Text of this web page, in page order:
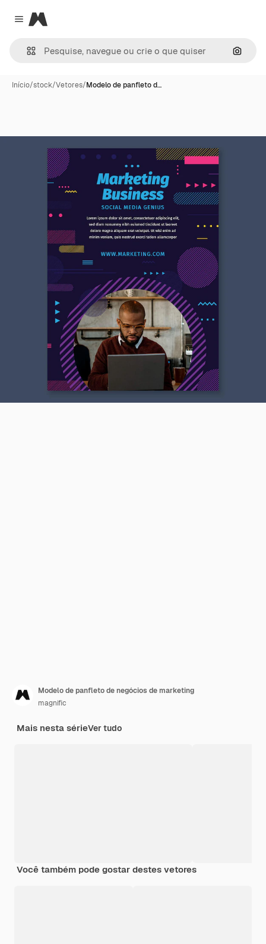
Close menu
Magnific
Início/stock/Vetores/Modelo de panfleto d…
Modelo de panfleto de negócios de marketing
magnific
Mais nesta sérieVer tudo
Você também pode gostar destes vetores